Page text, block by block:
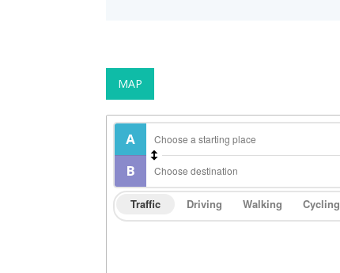
MAP
Traffic Driving Walking Cycling